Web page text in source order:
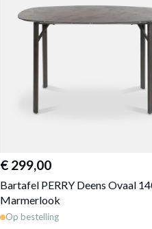
€ 299,00
Bartafel PERRY Deens Ovaal
Marmerlook
Op bestelling